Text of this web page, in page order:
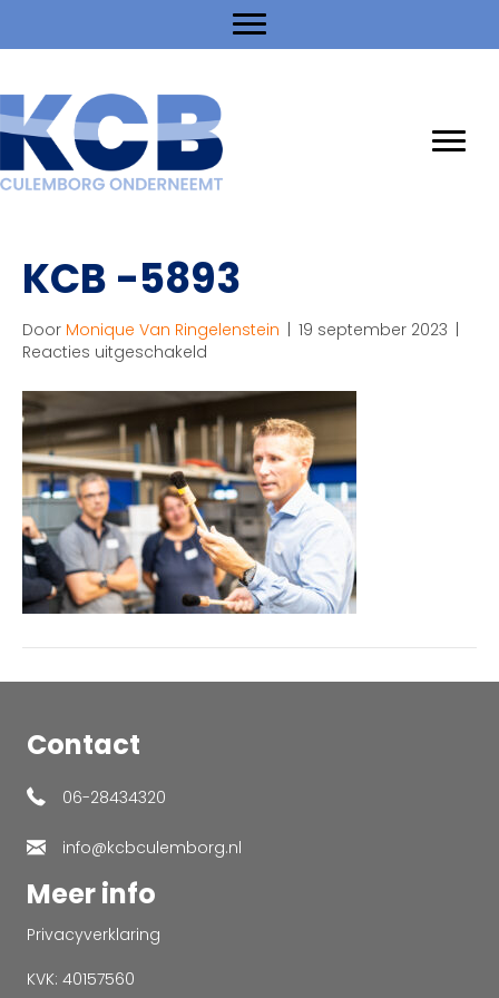
KCB -5893
Door Monique Van Ringelenstein | 19 september 2023 |
Reacties uitgeschakeld
-5893
Contact
06-28434320
info@kcbculemborg.nl
Meer info
Privacyverklaring
KVK: 40157560